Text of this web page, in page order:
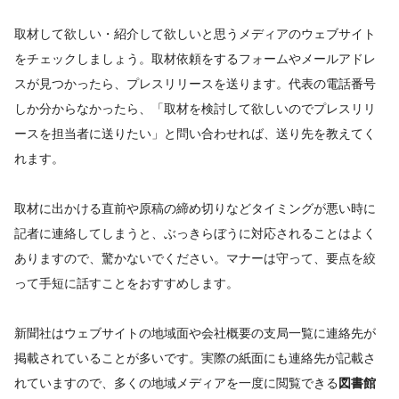
取材して欲しい・紹介して欲しいと思うメディアのウェブサイト
をチェックしましょう。取材依頼をするフォームやメールアドレ
スが見つかったら、プレスリリースを送ります。代表の電話番号
しか分からなかったら、「取材を検討して欲しいのでプレスリリ
ースを担当者に送りたい」と問い合わせれば、送り先を教えてく
れます。
取材に出かける直前や原稿の締め切りなどタイミングが悪い時に
記者に連絡してしまうと、ぶっきらぼうに対応されることはよく
ありますので、驚かないでください。マナーは守って、要点を絞
って手短に話すことをおすすめします。
新聞社はウェブサイトの地域面や会社概要の支局一覧に連絡先が
掲載されていることが多いです。実際の紙面にも連絡先が記載さ
れていますので、多くの地域メディアを一度に閲覧できる 図書館